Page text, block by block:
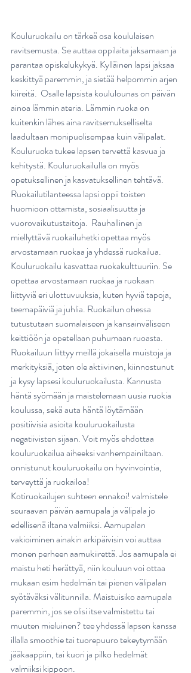
Kouluruokailu on tärkeä osa koululaisen
ravitsemusta. Se auttaa oppilaita jaksamaan ja
parantaa opiskelukykyä. Kylläinen lapsi jaksaa
keskittyä paremmin, ja sietää helpommin arjen
kiireitä.  Osalle lapsista koululounas on päivän
ainoa lämmin ateria. Lämmin ruoka on
kuitenkin lähes aina ravitsemukselliselta
laadultaan monipuolisempaa kuin välipalat.
Kouluruoka tukee lapsen tervettä kasvua ja
kehitystä. Kouluruokailulla on myös
opetuksellinen ja kasvatuksellinen tehtävä.
Ruokailutilanteessa lapsi oppii toisten
huomioon ottamista, sosiaalisuutta ja
vuorovaikutustaitoja.  Rauhallinen ja
miellyttävä ruokailuhetki opettaa myös
arvostamaan ruokaa ja yhdessä ruokailua.
Kouluruokailu kasvattaa ruokakulttuuriin. Se
opettaa arvostamaan ruokaa ja ruokaan
liittyviä eri ulottuvuuksia, kuten hyviä tapoja,
teemapäiviä ja juhlia. Ruokailun ohessa
tutustutaan suomalaiseen ja kansainväliseen
keittiöön ja opetellaan puhumaan ruoasta.
Ruokailuun liittyy meillä jokaisella muistoja ja
merkityksiä, joten ole aktiivinen, kiinnostunut
ja kysy lapsesi kouluruokailusta. Kannusta
häntä syömään ja maistelemaan uusia ruokia
koulussa, sekä auta häntä löytämään
positiivisia asioita kouluruokailusta
negatiivisten sijaan. Voit myös ehdottaa
kouluruokailua aiheeksi vanhempainiltaan.
onnistunut kouluruokailu on hyvinvointia,
terveyttä ja ruokailoa!
Kotiruokailujen suhteen ennakoi! valmistele
seuraavan päivän aamupala ja välipala jo
edellisenä iltana valmiiksi. Aamupalan
vakioiminen ainakin arkipäivisin voi auttaa
monen perheen aamukiirettä. Jos aamupala ei
maistu heti herättyä, niin kouluun voi ottaa
mukaan esim hedelmän tai pienen välipalan
syötäväksi välitunnilla. Maistuisiko aamupala
paremmin, jos se olisi itse valmistettu tai
muuten mieluinen? tee yhdessä lapsen kanssa
illalla smoothie tai tuorepuuro tekeytymään
jääkaappiin, tai kuori ja pilko hedelmät
valmiiksi kippoon.